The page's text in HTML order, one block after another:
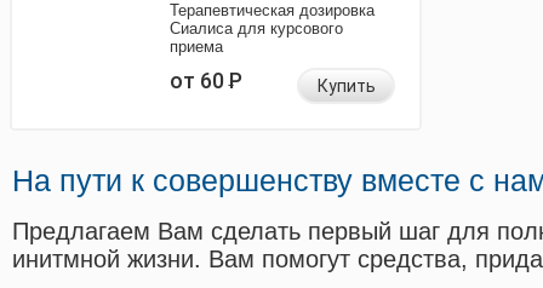
Терапевтическая дозировка
Сиалиса для курсового
приема
от 60Р Купить
На пути к совершенству вместе с
Предлагаем Вам сделать первый шаг для
инитмной жизни. Вам помогут средства,